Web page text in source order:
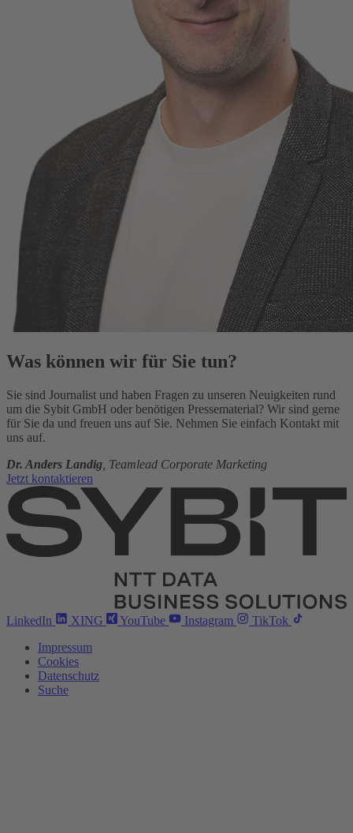
Was können wir für Sie tun?
Sie sind Journalist und haben Fragen zu unseren Neuigkeiten rund
um die Sybit GmbH oder benötigen Pressematerial? Wir sind gerne
für Sie da und freuen uns auf Sie. Nehmen Sie einfach Kontakt mit
uns auf.
Dr. Anders Landig , Teamlead Corporate Marketing
Jetzt kontaktieren
LinkedIn XING YouTube Instagram
TikTok
Impressum
Cookies
Datenschutz
Suche